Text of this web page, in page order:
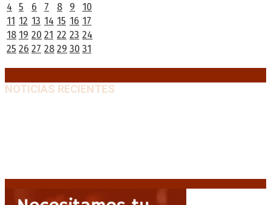
4
5 6 7 8 9
10
11 12 13 14 15 16 17
18 19 20 21 22 23 24
25 26 27 28 29 30 31
NOTICIAS RECIENTES